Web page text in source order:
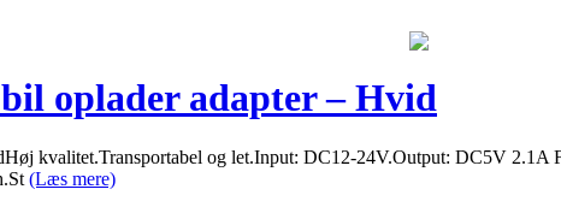
oplader adapter – Hvid
kvalitet.Transportabel og let.Input: DC12-24V.Output: DC5V 2.1A
(Læs mere)